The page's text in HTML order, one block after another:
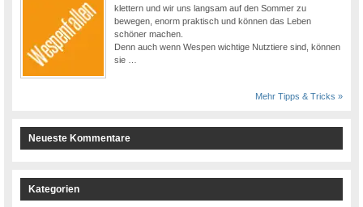
klettern und wir uns langsam auf den Sommer zu
bewegen, enorm praktisch und können das Leben
schöner machen.
Denn auch wenn Wespen wichtige Nutztiere sind, können
sie …
Mehr Tipps & Tricks »
Neueste Kommentare
Kategorien